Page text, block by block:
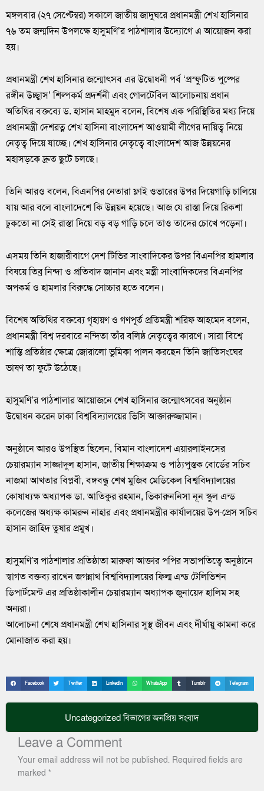
মঙ্গলবার (২৭ সেপ্টেম্বর) সকালে জাতীয় জাদুঘরে প্রধানমন্ত্রী শেখ হাসিনার
৭৬ তম জন্মদিন উপলক্ষে হাসুমণি’র পাঠশালার উদ্যোগে এ আয়োজন করা
হয়।
প্রধানমন্ত্রী শেখ হাসিনার জন্মোৎসব এর উদ্বোধনী পর্ব ‘প্রস্ফুটিত পুষ্পের
রঙ্গীন উচ্ছ্বাস’ শিল্পকর্ম প্রদর্শনী এবং গোলটেবিল আলোচনায় প্রধান
অতিথির বক্তব্যে ড. হাসান মাহমুদ বলেন, বিশেষ এক পরিস্থিতির মধ্য দিয়ে
প্রধানমন্ত্রী দেশরত্ন শেখ হাসিনা বাংলাদেশ আওয়ামী লীগের দায়িত্ব নিয়ে
নেতৃত্ব দিয়ে যাচ্ছে। শেখ হাসিনার নেতৃত্বে বাংলাদেশ আজ উন্নয়নের
মহাসড়কে দ্রুত ছুটে চলছে।
তিনি আরও বলেন, বিএনপির নেতারা ফ্লাই ওভারের উপর দিয়েগাড়ি চালিয়ে
যায় আর বলে বাংলাদেশে কি উন্নয়ন হয়েছে। আজ যে রাস্তা দিয়ে রিকশা
ঢুকতো না সেই রাস্তা দিয়ে বড় বড় গাড়ি চলে তাও তাদের চোখে পড়েনা।
এসময় তিনি হাজারীবাগে দেশ টিভির সাংবাদিকের উপর বিএনপির হামলার
বিষয়ে তিব্র নিন্দা ও প্রতিবাদ জানান এবং মন্ত্রী সাংবাদিকদের বিএনপির
অপকর্ম ও হামলার বিরুদ্ধে সোচ্চার হতে বলেন।
বিশেষ অতিথির বক্তব্যে গৃহায়ণ ও গণপূর্ত প্রতিমন্ত্রী শরিফ আহমেদ বলেন,
প্রধানমন্ত্রী বিশ্ব দরবারে নন্দিতা তাঁর বলিষ্ঠ নেতৃত্বের কারণে। সারা বিশ্বে
শান্তি প্রতিষ্ঠার ক্ষেত্রে জোরালো ভুমিকা পালন করছেন তিনি জাতিসংঘের
ভাষণ তা ফুটে উঠেছে।
হাসুমণি’র পাঠশালার আয়োজনে শেখ হাসিনার জন্মোৎসবের অনুষ্ঠান
উদ্বোধন করেন ঢাকা বিশ্ববিদ্যালয়ের ভিসি আক্তারুজ্জামান।
অনুষ্ঠানে আরও উপস্থিত ছিলেন, বিমান বাংলাদেশ এয়ারলাইনসের
চেয়ারম্যান সাজ্জাদুল হাসান, জাতীয় শিক্ষাক্রম ও পাঠ্যপুস্তক বোর্ডের সচিব
নাজমা আখতার বিপ্লবী, বঙ্গবন্ধু শেখ মুজিব মেডিকেল বিশ্ববিদ্যালয়ের
কোষাধ্যক্ষ অধ্যাপক ডা. আতিকুর রহমান, ভিকারুননিসা নূন স্কুল এন্ড
কলেজের অধ্যক্ষ কামরুন নাহার এবং প্রধানমন্ত্রীর কার্যালয়ের উপ-প্রেস সচিব
হাসান জাহিদ তুষার প্রমুখ।
হাসুমণি’র পাঠশালার প্রতিষ্ঠাতা মারুফা আক্তার পপির সভাপতিত্বে অনুষ্ঠানে
স্বাগত বক্তব্য রাখেন জগন্নাথ বিশ্ববিদ্যালয়ের ফিল্ম এন্ড টেলিভিশন
ডিপার্টমেন্ট এর প্রতিষ্ঠাকালীন চেয়ারম্যান অধ্যাপক জুনায়েদ হালিম সহ
অন্যরা।
আলোচনা শেষে প্রধানমন্ত্রী শেখ হাসিনার সুস্থ জীবন এবং দীর্ঘায়ু কামনা করে
মোনাজাত করা হয়।
Facebook Twitter LinkedIn WhatsApp Tumblr Telegram
Uncategorizedবিভাগের জনপ্রিয় সংবাদ
Leave a Comment
Your email address will not be published. Required fields are
marked *